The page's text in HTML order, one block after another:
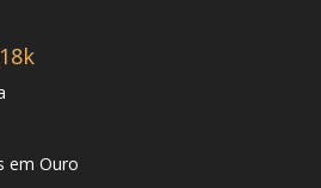
em Ouro